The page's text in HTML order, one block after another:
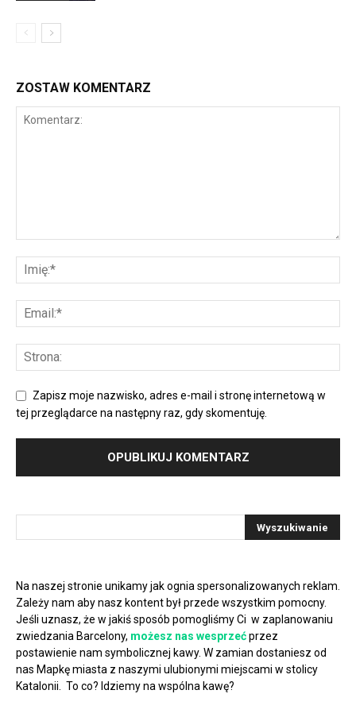
ZOSTAW KOMENTARZ
Zapisz moje nazwisko, adres e-mail i stronę internetową w
tej przeglądarce na następny raz, gdy skomentuję.
Na naszej stronie unikamy jak ognia spersonalizowanych reklam.
Zależy nam aby nasz kontent był przede wszystkim pomocny.
Jeśli uznasz, że w jakiś sposób pomogliśmy Ci w zaplanowaniu
zwiedzania Barcelony, możesz nas wesprzećprzez
postawienie nam symbolicznej kawy. W zamian dostaniesz od
nas Mapkę miasta z naszymi ulubionymi miejscami w stolicy
Katalonii. To co? Idziemy na wspólna kawę?